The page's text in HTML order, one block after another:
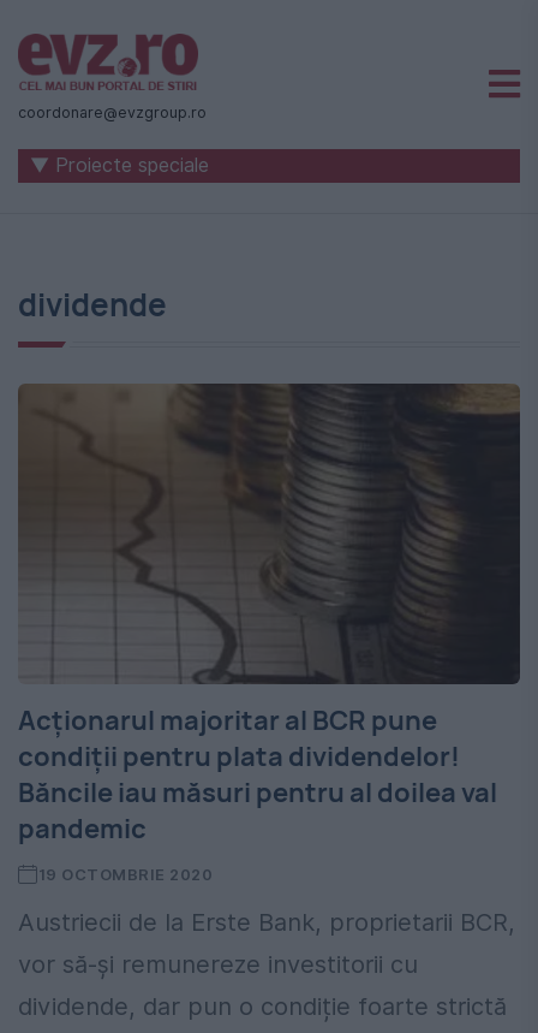
Știri
naționale
internaționale
-
Evenimentul
Zilei
coordonare@evzgroup.ro
▼ Proiecte speciale
dividende
Acționarul majoritar al BCR pune
condiții pentru plata dividendelor!
Băncile iau măsuri pentru al doilea val
pandemic
19 OCTOMBRIE 2020
Austriecii de la Erste Bank, proprietarii BCR,
vor să-şi remunereze investitorii cu
dividende, dar pun o condiție foarte strictă